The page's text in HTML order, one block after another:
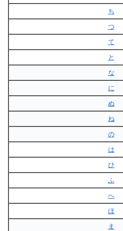
ち
つ
て
と
な
に
ぬ
ね
の
は
ひ
ふ
へ
ほ
ま